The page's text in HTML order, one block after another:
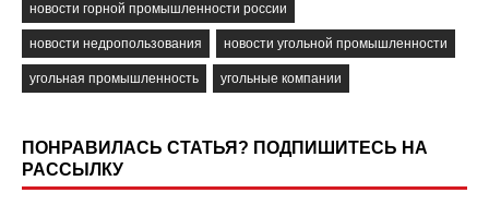
новости горной промышленности россии
новости недропользования новости угольной промышленности
угольная промышленность угольные компании
ПОНРАВИЛАСЬ СТАТЬЯ? ПОДПИШИТЕСЬ НА
РАССЫЛКУ